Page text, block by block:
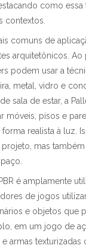
como
contextos.
comuns de
arquitetônicos.
podem usar a
metal, vidro e
sala de estar, a
móveis, pisos e
realista à luz.
mas
é amplamente
de jogos
e objetos que
em um jogo de
armas texturizadas